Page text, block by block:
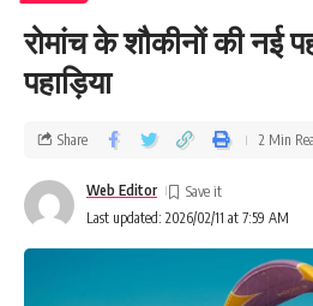
रोमांच के शौकीनों की नई
पहाड़िया
Last updated: 2026/02/11 at 7:59 AM
Web Editor
Share 2 Min